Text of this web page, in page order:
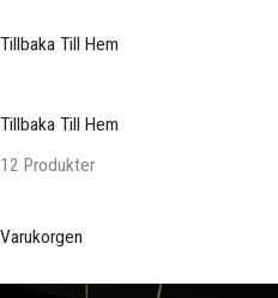
Tillbaka Till Hem
Tillbaka Till Hem
12 Produkter
Varukorgen